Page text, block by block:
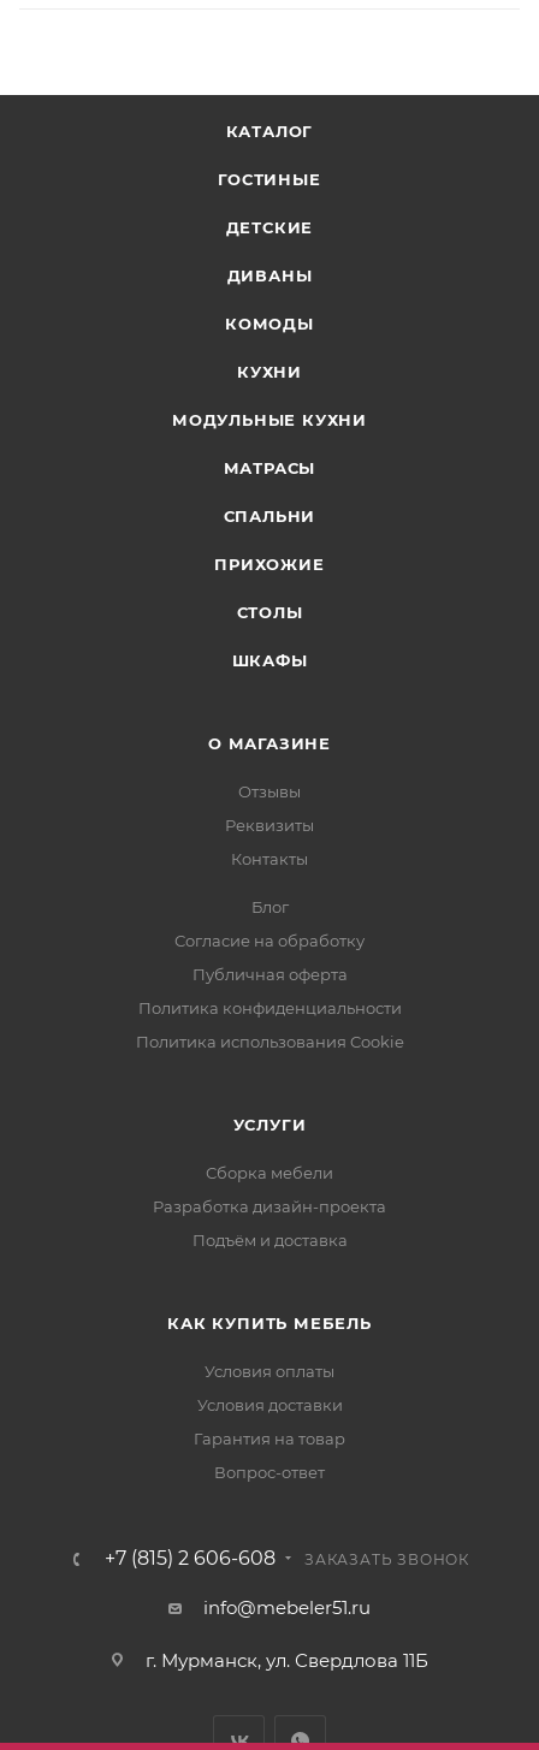
КАТАЛОГ
ГОСТИНЫЕ
ДЕТСКИЕ
ДИВАНЫ
КОМОДЫ
КУХНИ
МОДУЛЬНЫЕ КУХНИ
МАТРАСЫ
СПАЛЬНИ
ПРИХОЖИЕ
СТОЛЫ
ШКАФЫ
О МАГАЗИНЕ
Отзывы
Реквизиты
Контакты
Блог
Согласие на обработку
Публичная оферта
Политика конфиденциальности
Политика использования Cookie
УСЛУГИ
Сборка мебели
Разработка дизайн-проекта
Подъём и доставка
КАК КУПИТЬ МЕБЕЛЬ
Условия оплаты
Условия доставки
Гарантия на товар
Вопрос-ответ
+7 (815) 2 606-608 ЗАКАЗАТЬ ЗВОНОК
info@mebeler51.ru
г. Мурманск, ул. Свердлова 11Б